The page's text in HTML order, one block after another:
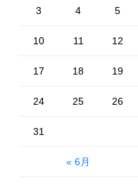
« 6月
3 4 5
10 11 12
17 18 19
24 25 26
31